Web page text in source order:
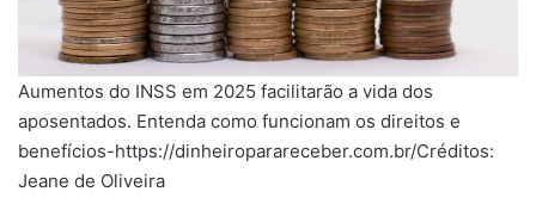
Aumentos do INSS em 2025 facilitarão a vida dos
aposentados. Entenda como funcionam os direitos e
benefícios-https://dinheiroparareceber.com.br/Créditos:
Jeane de Oliveira